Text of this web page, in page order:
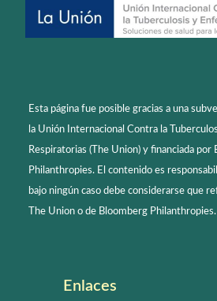
Esta página fue posible gracias a una
la Unión Internacional Contra la
Respiratorias (The Union) y financiada por
Philanthropies. El contenido es
bajo ningún caso debe considerarse que
The Union o de Bloomberg Philanthropies.
Enlaces